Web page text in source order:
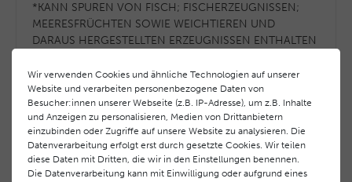
*KANN SPUREN VON FISCH; FISCHERZEUGNISSEN;
MEERESFRÜCHTEN SOWIE WEICHTIEREN UND
DARAUS HERGESTELLTEN ERZEUGNISSEN ENTHALTEN
Nettofüllmenge
20 Trinkampullen à 10ml = 200ml
Inhaltsstoffe
Wir verwenden Cookies und ähnliche Technologien auf unserer
Website und verarbeiten personenbezogene Daten von
Besucher:innen unserer Webseite (z.B. IP-Adresse), um z.B. Inhalte
und Anzeigen zu personalisieren, Medien von Drittanbietern
einzubinden oder Zugriffe auf unsere Website zu analysieren. Die
Datenverarbeitung erfolgt erst durch gesetzte Cookies. Wir teilen
diese Daten mit Dritten, die wir in den Einstellungen benennen.
Die Datenverarbeitung kann mit Einwilligung oder aufgrund eines